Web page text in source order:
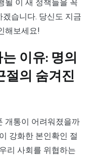
될 이 새 정책들을 꼭
습니다. 당신도 지금
해보세요!
이유: 명의
절의 숨겨진
개통이 어려워졌을까
강화한 본인확인 절
리 사회를 위협하는